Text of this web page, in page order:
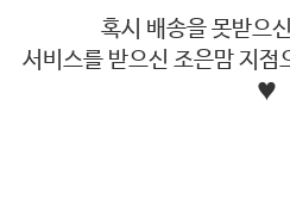
혹시 배송을 못받으
서비스를 받으신 조은맘 지점
♥